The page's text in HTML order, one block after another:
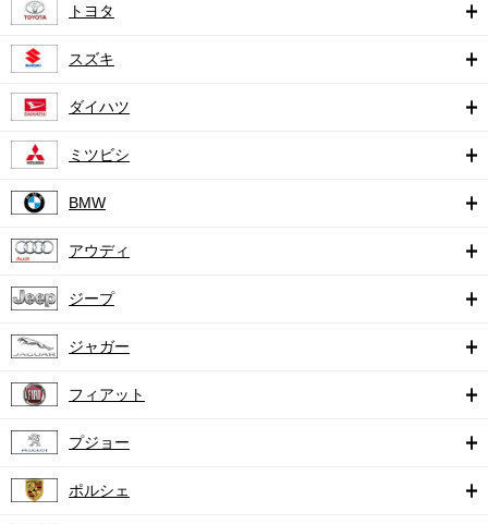
トヨタ
スズキ
ダイハツ
ミツビシ
BMW
アウディ
ジープ
ジャガー
フィアット
プジョー
ポルシェ